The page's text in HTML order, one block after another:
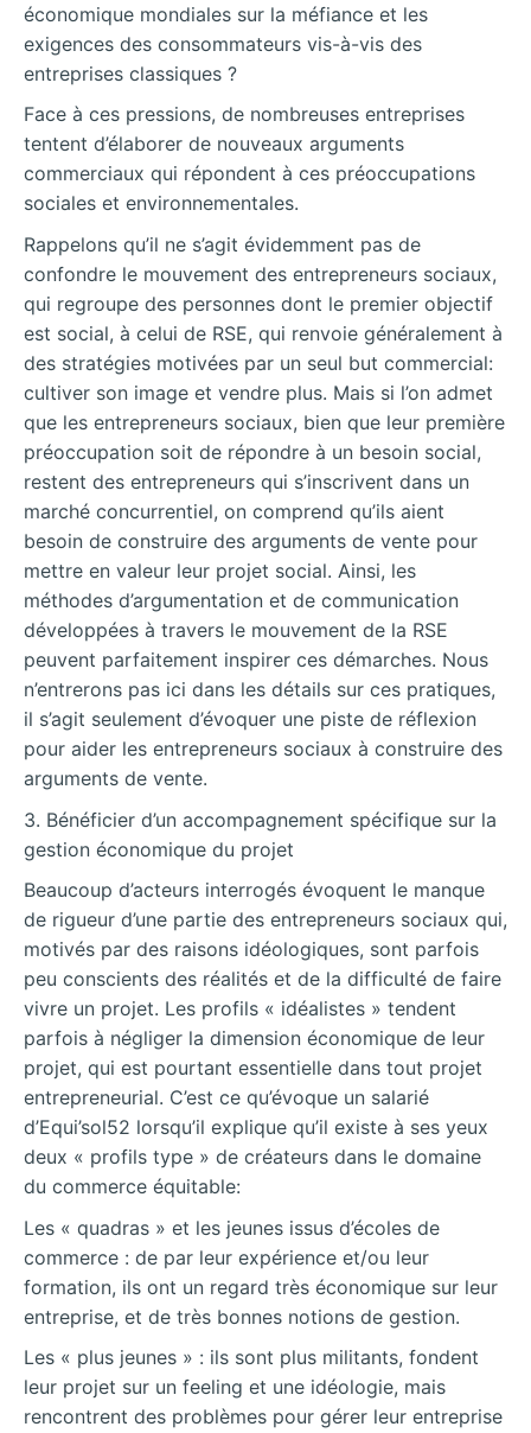
économique mondiales sur la méfiance et les
exigences des consommateurs vis-à-vis des
entreprises classiques ?
Face à ces pressions, de nombreuses entreprises
tentent d’élaborer de nouveaux arguments
commerciaux qui répondent à ces préoccupations
sociales et environnementales.
Rappelons qu’il ne s’agit évidemment pas de
confondre le mouvement des entrepreneurs sociaux,
qui regroupe des personnes dont le premier objectif
est social, à celui de RSE, qui renvoie généralement à
des stratégies motivées par un seul but commercial:
cultiver son image et vendre plus. Mais si l’on admet
que les entrepreneurs sociaux, bien que leur première
préoccupation soit de répondre à un besoin social,
restent des entrepreneurs qui s’inscrivent dans un
marché concurrentiel, on comprend qu’ils aient
besoin de construire des arguments de vente pour
mettre en valeur leur projet social. Ainsi, les
méthodes d’argumentation et de communication
développées à travers le mouvement de la RSE
peuvent parfaitement inspirer ces démarches. Nous
n’entrerons pas ici dans les détails sur ces pratiques,
il s’agit seulement d’évoquer une piste de réflexion
pour aider les entrepreneurs sociaux à construire des
arguments de vente.
3. Bénéficier d’un accompagnement spécifique sur la
gestion économique du projet
Beaucoup d’acteurs interrogés évoquent le manque
de rigueur d’une partie des entrepreneurs sociaux qui,
motivés par des raisons idéologiques, sont parfois
peu conscients des réalités et de la difficulté de faire
vivre un projet. Les profils « idéalistes » tendent
parfois à négliger la dimension économique de leur
projet, qui est pourtant essentielle dans tout projet
entrepreneurial. C’est ce qu’évoque un salarié
d’Equi’sol52 lorsqu’il explique qu’il existe à ses yeux
deux « profils type » de créateurs dans le domaine
du commerce équitable:
Les « quadras » et les jeunes issus d’écoles de
commerce : de par leur expérience et/ou leur
formation, ils ont un regard très économique sur leur
entreprise, et de très bonnes notions de gestion.
Les « plus jeunes » : ils sont plus militants, fondent
leur projet sur un feeling et une idéologie, mais
rencontrent des problèmes pour gérer leur entreprise